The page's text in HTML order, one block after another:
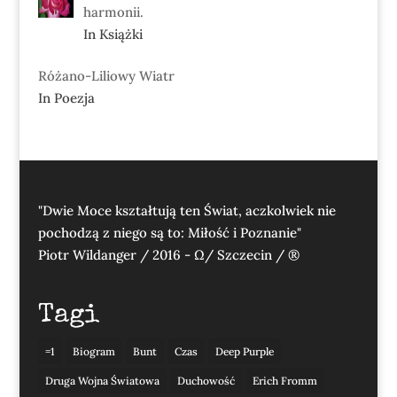
harmonii.
In Książki
Różano-Liliowy Wiatr
In Poezja
"Dwie Moce kształtują ten Świat, aczkolwiek nie
pochodzą z niego są to: Miłość i Poznanie"
Piotr Wildanger / 2016 - Ω/ Szczecin / ®
Tagi
=1 Biogram Bunt Czas Deep Purple
Druga Wojna Światowa Duchowość Erich Fromm